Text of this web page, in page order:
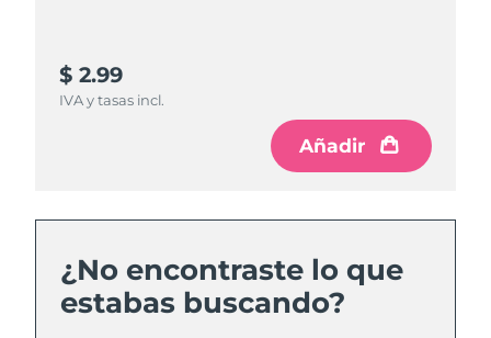
$ 2.99
IVA y tasas incl.
Añadir
$ 4.99
IVA y tasas incl.
Añadir
¿No encontraste lo que
estabas buscando?